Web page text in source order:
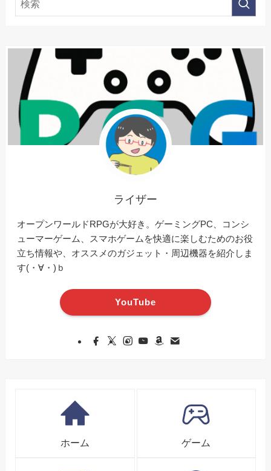
ライザー
オープンワールドRPGが大好き。ゲーミングPC、コンシ
ューマーゲーム、スマホゲームを快適に楽しむためのお役
立ち情報や、オススメのガジェット・周辺機器を紹介しま
す(・∀・)ｂ
YouTube
ホーム ゲーム